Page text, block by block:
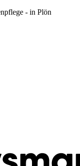
- in Plön